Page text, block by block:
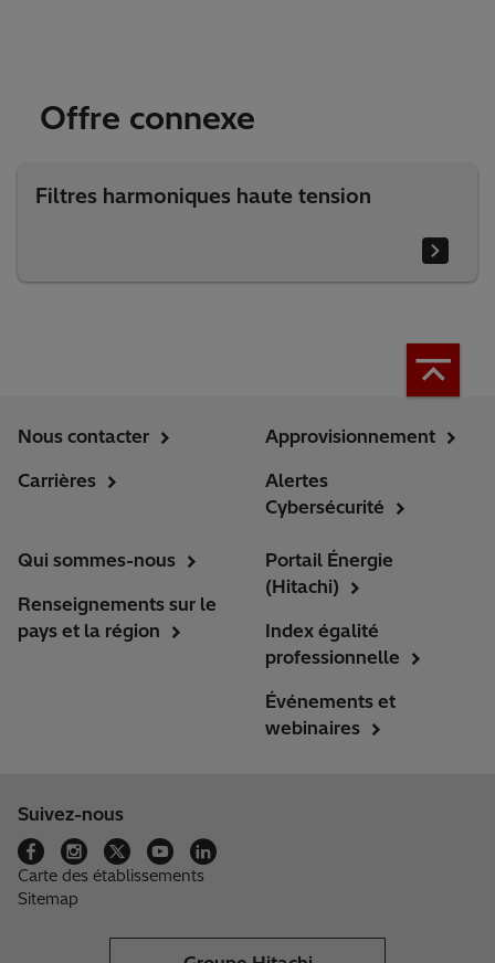
Offre connexe
Filtres harmoniques haute tension
Nous contacter
Carrières
Approvisionnement
Alertes
Cybersécurité
Qui sommes-nous
Renseignements sur le
pays et la région
Portail Énergie
(Hitachi)
Index égalité
professionnelle
Événements et
webinaires
Suivez-nous
Carte des établissements
Sitemap